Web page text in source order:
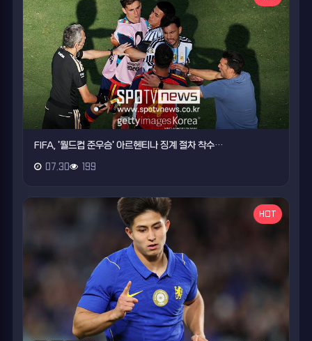
FIFA, '월드컵 준우승' 아르헨티나 징계 절차 착수…
07.30 199
HOT